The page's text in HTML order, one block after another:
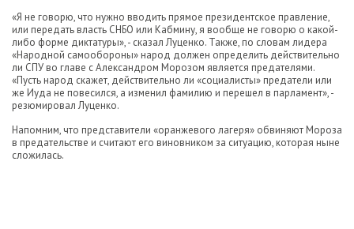
«Я не говорю, что нужно вводить прямое президентское правление,
или передать власть СНБО или Кабмину, я вообще не говорю о какой-
либо форме диктатуры», - сказал Луценко. Также, по словам лидера
«Народной самообороны» народ должен определить действительно
ли СПУ во главе с Александром Морозом является предателями.
«Пусть народ скажет, действительно ли «социалисты» предатели или
же Иуда не повесился, а изменил фамилию и перешел в парламент», -
резюмировал Луценко.
Напомним, что представители «оранжевого лагеря» обвиняют Мороза
в предательстве и считают его виновником за ситуацию, которая ныне
сложилась.